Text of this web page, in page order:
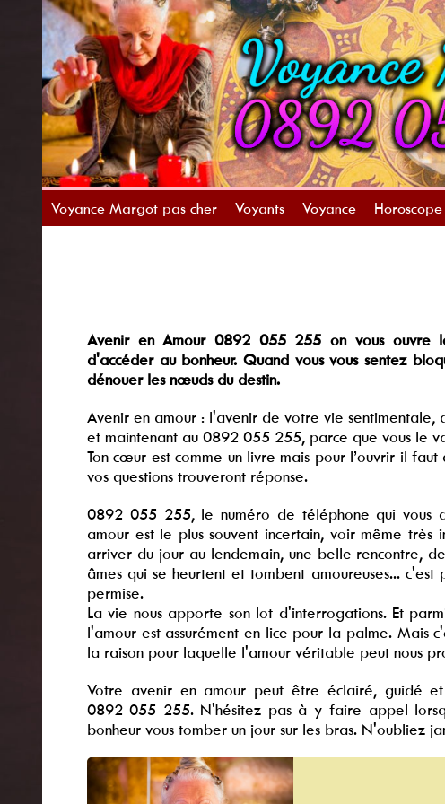
Voyance Margot pas cher Voyants Voyance
Avenir en Amour 0892 055 255 on vous ouvre
d'accéder au bonheur. Quand vous vous sentez
dénouer les nœuds du destin.
Avenir en amour : l'avenir de votre vie sentimentale,
et maintenant au 0892 055 255, parce que vous le
Ton cœur est comme un livre mais pour l’ouvrir il
vos questions trouveront réponse.
0892 055 255, le numéro de téléphone qui vous
amour est le plus souvent incertain, voir même très
arriver du jour au lendemain, une belle rencontre,
âmes qui se heurtent et tombent amoureuses...
permise.
La vie nous apporte son lot d'interrogations. Et
l'amour est assurément en lice pour la palme. Mais
la raison pour laquelle l'amour véritable peut nous
Votre avenir en amour peut être éclairé, guidé
0892 055 255. N'hésitez pas à y faire appel
bonheur vous tomber un jour sur les bras. N'oubliez